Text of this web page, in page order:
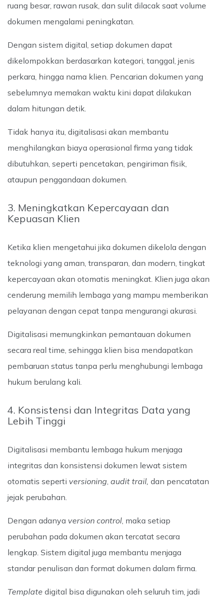
ruang besar, rawan rusak, dan sulit dilacak saat volume
dokumen mengalami peningkatan.
Dengan sistem digital, setiap dokumen dapat
dikelompokkan berdasarkan kategori, tanggal, jenis
perkara, hingga nama klien. Pencarian dokumen yang
sebelumnya memakan waktu kini dapat dilakukan
dalam hitungan detik.
Tidak hanya itu, digitalisasi akan membantu
menghilangkan biaya operasional firma yang tidak
dibutuhkan, seperti pencetakan, pengiriman fisik,
ataupun penggandaan dokumen.
3. Meningkatkan Kepercayaan dan
Kepuasan Klien
Ketika klien mengetahui jika dokumen dikelola dengan
teknologi yang aman, transparan, dan modern, tingkat
kepercayaan akan otomatis meningkat. Klien juga akan
cenderung memilih lembaga yang mampu memberikan
pelayanan dengan cepat tanpa mengurangi akurasi.
Digitalisasi memungkinkan pemantauan dokumen
secara real time, sehingga klien bisa mendapatkan
pembaruan status tanpa perlu menghubungi lembaga
hukum berulang kali.
4. Konsistensi dan Integritas Data yang
Lebih Tinggi
Digitalisasi membantu lembaga hukum menjaga
integritas dan konsistensi dokumen lewat sistem
otomatis seperti versioning, audit trail, dan pencatatan
jejak perubahan.
Dengan adanya version control, maka setiap
perubahan pada dokumen akan tercatat secara
lengkap. Sistem digital juga membantu menjaga
standar penulisan dan format dokumen dalam firma.
Template digital bisa digunakan oleh seluruh tim, jadi